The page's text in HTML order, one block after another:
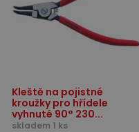
Kleště na pojistné
kroužky pro hřídele
vyhnuté 90° 230...
skladem 1 ks